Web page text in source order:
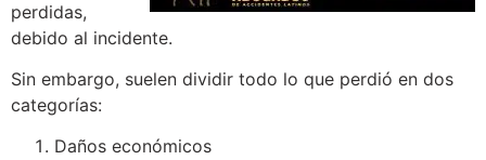
perdidas,
debido al incidente.
Sin embargo, suelen dividir todo lo que perdió en dos
categorías:
Daños económicos